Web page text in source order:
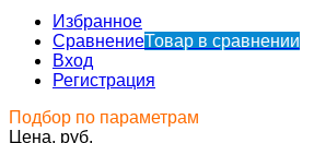
Избранное
СравнениеТовар в сравнении
Вход
Регистрация
Подбор по параметрам
Цена, руб.